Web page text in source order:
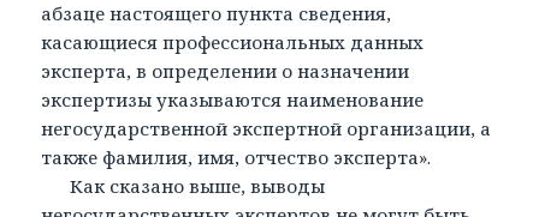
абзаце настоящего пункта сведения,
касающиеся профессиональных данных
эксперта, в определении о назначении
экспертизы указываются наименование
негосударственной экспертной организации, а
также фамилия, имя, отчество эксперта».
Как сказано выше, выводы